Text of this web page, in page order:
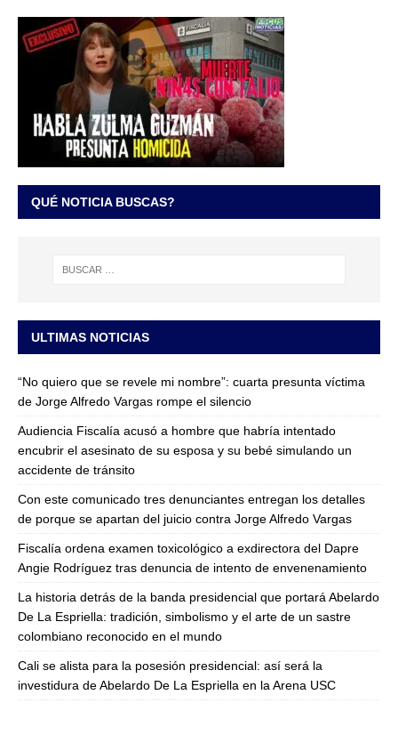
QUÉ NOTICIA BUSCAS?
ULTIMAS NOTICIAS
“No quiero que se revele mi nombre”: cuarta presunta víctima
de Jorge Alfredo Vargas rompe el silencio
Audiencia Fiscalía acusó a hombre que habría intentado
encubrir el asesinato de su esposa y su bebé simulando un
accidente de tránsito
Con este comunicado tres denunciantes entregan los detalles
de porque se apartan del juicio contra Jorge Alfredo Vargas
Fiscalía ordena examen toxicológico a exdirectora del Dapre
Angie Rodríguez tras denuncia de intento de envenenamiento
La historia detrás de la banda presidencial que portará Abelardo
De La Espriella: tradición, simbolismo y el arte de un sastre
colombiano reconocido en el mundo
Cali se alista para la posesión presidencial: así será la
investidura de Abelardo De La Espriella en la Arena USC